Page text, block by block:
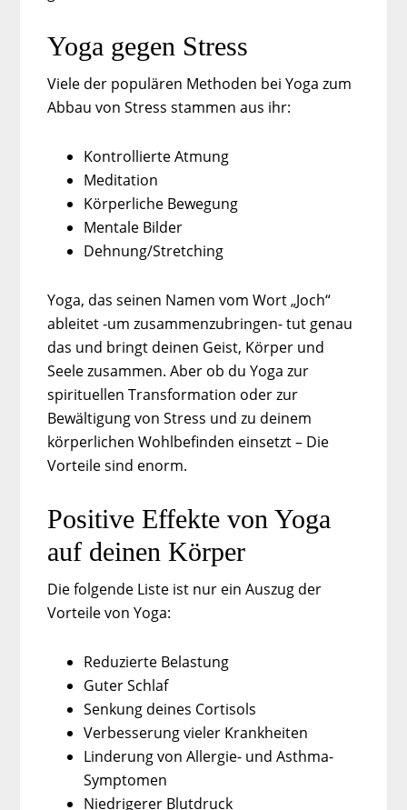
Yoga gegen Stress
Viele der populären Methoden bei Yoga zum
Abbau von Stress stammen aus ihr:
Kontrollierte Atmung
Meditation
Körperliche Bewegung
Mentale Bilder
Dehnung/Stretching
Yoga, das seinen Namen vom Wort „Joch“
ableitet -um zusammenzubringen- tut genau
das und bringt deinen Geist, Körper und
Seele zusammen. Aber ob du Yoga zur
spirituellen Transformation oder zur
Bewältigung von Stress und zu deinem
körperlichen Wohlbefinden einsetzt – Die
Vorteile sind enorm.
Positive Effekte von Yoga
auf deinen Körper
Die folgende Liste ist nur ein Auszug der
Vorteile von Yoga:
Reduzierte Belastung
Guter Schlaf
Senkung deines Cortisols
Verbesserung vieler Krankheiten
Linderung von Allergie- und Asthma-
Symptomen
Niedrigerer Blutdruck